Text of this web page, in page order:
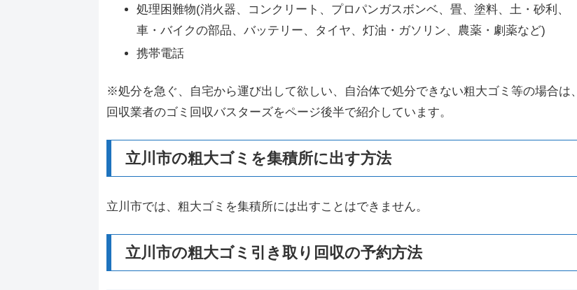
処理困難物(消火器、コンクリート、プロパンガスボンベ、畳、塗料、土・砂利、
車・バイクの部品、バッテリー、タイヤ、灯油・ガソリン、農薬・劇薬など)
携帯電話
※処分を急ぐ、自宅から運び出して欲しい、自治体で処分できない粗大ゴミ等の場合は、
回収業者のゴミ回収バスターズをページ後半で紹介しています。
立川市の粗大ゴミを集積所に出す方法
立川市では、粗大ゴミを集積所には出すことはできません。
立川市の粗大ゴミ引き取り回収の予約方法